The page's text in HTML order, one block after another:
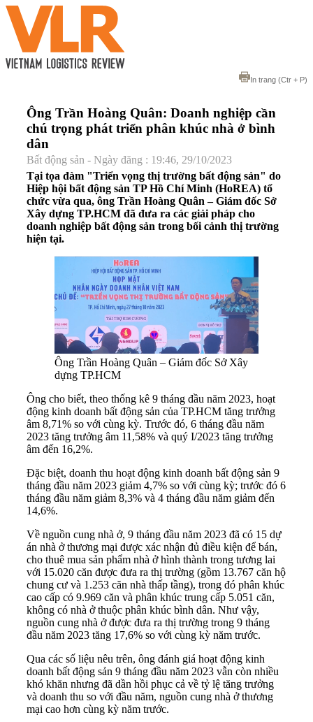
In trang (Ctr + P)
Ông Trần Hoàng Quân: Doanh nghiệp cần
chú trọng phát triển phân khúc nhà ở bình
dân
Bất động sản - Ngày đăng : 19:46, 29/10/2023
Tại tọa đàm "Triển vọng thị trường bất động sản" do
Hiệp hội bất động sản TP Hồ Chí Minh (HoREA) tổ
chức vừa qua, ông Trần Hoàng Quân – Giám đốc Sở
Xây dựng TP.HCM đã đưa ra các giải pháp cho
doanh nghiệp bất động sản trong bối cảnh thị trường
hiện tại.
Ông Trần Hoàng Quân – Giám đốc Sở Xây
dựng TP.HCM
Ông cho biết, theo thống kê 9 tháng đầu năm 2023, hoạt
động kinh doanh bất động sản của TP.HCM tăng trưởng
âm 8,71% so với cùng kỳ. Trước đó, 6 tháng đầu năm
2023 tăng trưởng âm 11,58% và quý I/2023 tăng trưởng
âm đến 16,2%.
Đặc biệt, doanh thu hoạt động kinh doanh bất động sản 9
tháng đầu năm 2023 giảm 4,7% so với cùng kỳ; trước đó 6
tháng đầu năm giảm 8,3% và 4 tháng đầu năm giảm đến
14,6%.
Về nguồn cung nhà ở, 9 tháng đầu năm 2023 đã có 15 dự
án nhà ở thương mại được xác nhận đủ điều kiện để bán,
cho thuê mua sản phẩm nhà ở hình thành trong tương lai
với 15.020 căn được đưa ra thị trường (gồm 13.767 căn hộ
chung cư và 1.253 căn nhà thấp tầng), trong đó phân khúc
cao cấp có 9.969 căn và phân khúc trung cấp 5.051 căn,
không có nhà ở thuộc phân khúc bình dân. Như vậy,
nguồn cung nhà ở được đưa ra thị trường trong 9 tháng
đầu năm 2023 tăng 17,6% so với cùng kỳ năm trước.
Qua các số liệu nêu trên, ông đánh giá hoạt động kinh
doanh bất động sản 9 tháng đầu năm 2023 vẫn còn nhiều
khó khăn nhưng đã dần hồi phục cả về tỷ lệ tăng trưởng
và doanh thu so với đầu năm, nguồn cung nhà ở thương
mại cao hơn cùng kỳ năm trước.